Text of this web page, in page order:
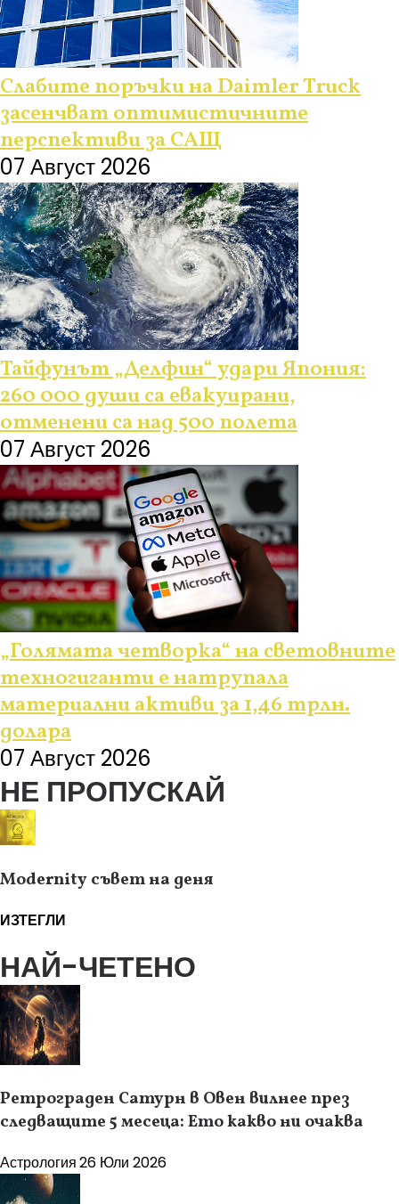
Слабите поръчки на Daimler Truck
засенчват оптимистичните
перспективи за САЩ
07 Август 2026
Тайфунът „Делфин“ удари Япония:
260 000 души са евакуирани,
отменени са над 500 полета
07 Август 2026
„Голямата четворка“ на световните
техногиганти е натрупала
материални активи за 1,46 трлн.
долара
07 Август 2026
НЕ ПРОПУСКАЙ
Modernity съвет на деня
ИЗТЕГЛИ
НАЙ-ЧЕТЕНО
Ретрограден Сатурн в Овен вилнее през
следващите 5 месеца: Ето какво ни очаква
Астрология26 Юли 2026